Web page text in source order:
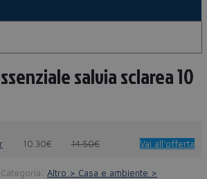
salvia sclarea 10
14.50€
10.30€ Vai all'offerta
Categoria: Altro > Casa e ambiente >